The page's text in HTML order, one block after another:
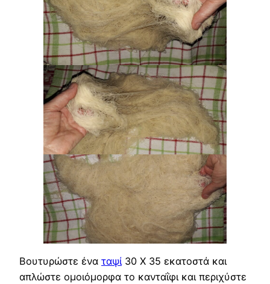
Βουτυρώστε ένα ταψί30 Χ 35 εκατοστά και
απλώστε ομοιόμορφα το κανταΐφι και περιχύστε